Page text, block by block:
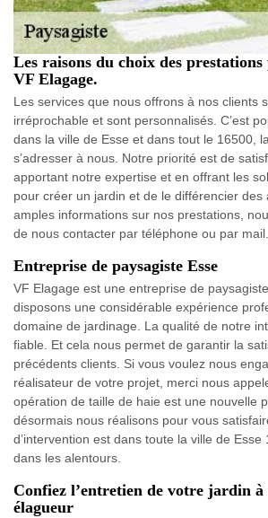
Les raisons du choix des prestations
VF Elagage.
Les services que nous offrons à nos clients
irréprochable et sont personnalisés. C’est
dans la ville de Esse et dans tout le 16500,
s’adresser à nous. Notre priorité est de
apportant notre expertise et en offrant les
pour créer un jardin et de le différencier des
amples informations sur nos prestations,
de nous contacter par téléphone ou par mail.
Entreprise de paysagiste Esse
VF Elagage est une entreprise de
disposons une considérable expérience
domaine de jardinage. La qualité de notre
fiable. Et cela nous permet de garantir la
précédents clients. Si vous voulez nous
réalisateur de votre projet, merci nous
opération de taille de haie est une nouvelle
désormais nous réalisons pour vous
d’intervention est dans toute la ville de
dans les alentours.
Confiez l’entretien de votre jardin à
élagueur